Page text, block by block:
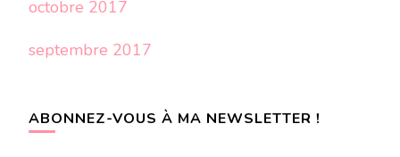
octobre 2017
septembre 2017
ABONNEZ-VOUS À MA NEWSLETTER !